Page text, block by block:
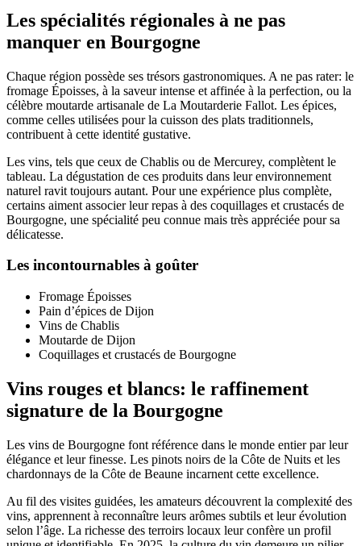
Les spécialités régionales à ne pas
manquer en Bourgogne
Chaque région possède ses trésors gastronomiques. A ne pas rater: le
fromage Époisses, à la saveur intense et affinée à la perfection, ou la
célèbre moutarde artisanale de La Moutarderie Fallot. Les épices,
comme celles utilisées pour la cuisson des plats traditionnels,
contribuent à cette identité gustative.
Les vins, tels que ceux de Chablis ou de Mercurey, complètent le
tableau. La dégustation de ces produits dans leur environnement
naturel ravit toujours autant. Pour une expérience plus complète,
certains aiment associer leur repas à des coquillages et crustacés de
Bourgogne, une spécialité peu connue mais très appréciée pour sa
délicatesse.
Les incontournables à goûter
Fromage Époisses
Pain d’épices de Dijon
Vins de Chablis
Moutarde de Dijon
Coquillages et crustacés de Bourgogne
Vins rouges et blancs: le raffinement
signature de la Bourgogne
Les vins de Bourgogne font référence dans le monde entier par leur
élégance et leur finesse. Les pinots noirs de la Côte de Nuits et les
chardonnays de la Côte de Beaune incarnent cette excellence.
Au fil des visites guidées, les amateurs découvrent la complexité des
vins, apprennent à reconnaître leurs arômes subtils et leur évolution
selon l’âge. La richesse des terroirs locaux leur confère un profil